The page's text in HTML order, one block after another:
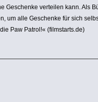
Geschenke verteilen kann. Als
um alle Geschenke für sich
Paw Patrol!« (film­starts.de)